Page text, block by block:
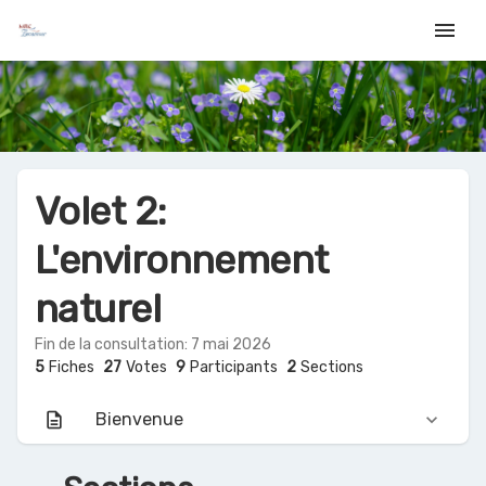
menu
Volet 2:
L'environnement
naturel
Fin de la consultation: 7 mai 2026
5 Fiches 27 Votes 9 Participants 2 Sections
description Bienvenue keyboard_arrow_down